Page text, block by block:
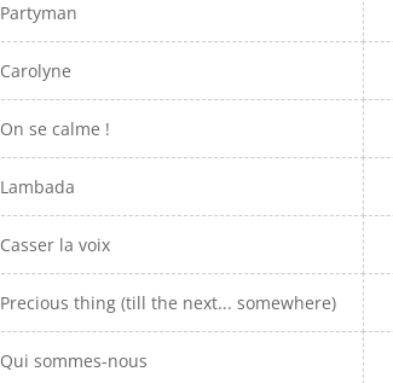
Partyman
Carolyne
On se calme !
Lambada
Casser la voix
Precious thing (till the next... somewhere)
Qui sommes-nous